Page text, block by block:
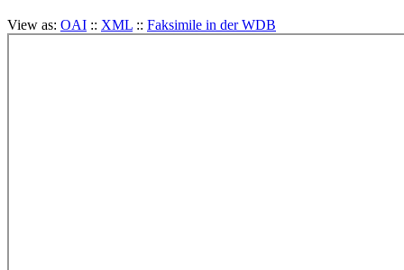
View as: OAI :: XML :: Faksimile in der WDB